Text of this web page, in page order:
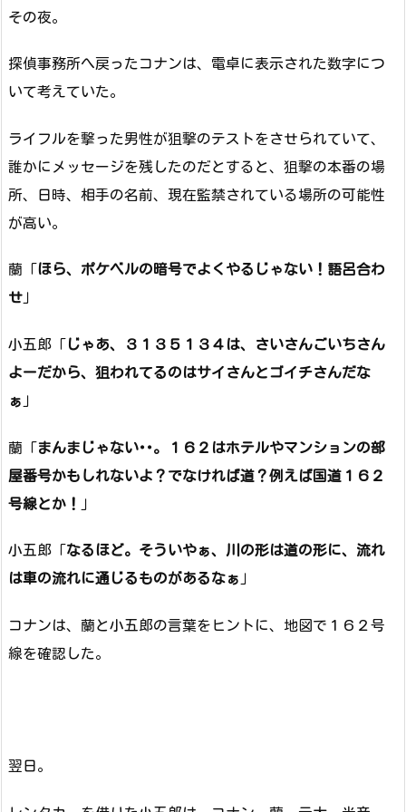
その夜。
探偵事務所へ戻ったコナンは、電卓に表示された数字につ
いて考えていた。
ライフルを撃った男性が狙撃のテストをさせられていて、
誰かにメッセージを残したのだとすると、狙撃の本番の場
所、日時、相手の名前、現在監禁されている場所の可能性
が高い。
蘭「ほら、ポケベルの暗号でよくやるじゃない！語呂合わ
せ」
小五郎「じゃあ、３１３５１３４は、さいさんごいちさん
よーだから、狙われてるのはサイさんとゴイチさんだな
ぁ」
蘭「まんまじゃない･･。１６２はホテルやマンションの部
屋番号かもしれないよ？でなければ道？例えば国道１６２
号線とか！ 」
小五郎「なるほど。そういやぁ、川の形は道の形に、流れ
は車の流れに通じるものがあるなぁ」
コナンは、蘭と小五郎の言葉をヒントに、地図で１６２号
線を確認した。
翌日。